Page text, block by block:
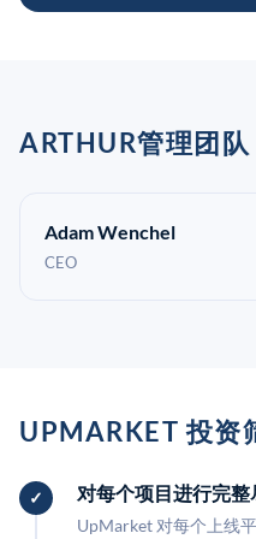
ARTHUR管理团队
Adam Wenchel
CEO
UPMARKET 投资
对每个项目进行完整
UpMarket 对每个上线